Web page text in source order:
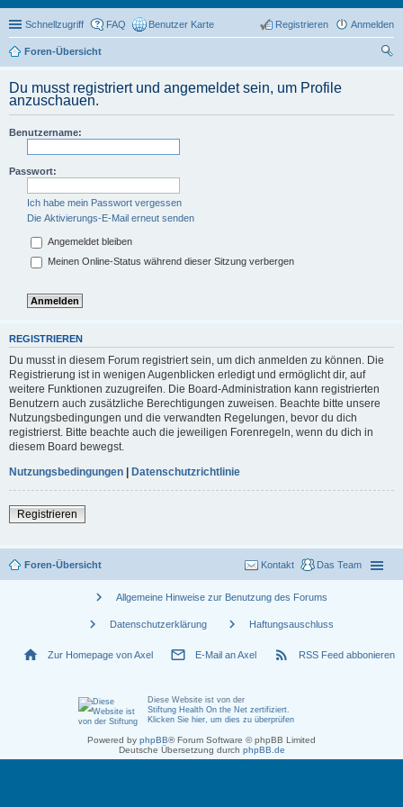
Schnellzugriff FAQ Benutzer Karte Anmelden
Registrieren
Foren-Übersicht
Du musst registriert und angemeldet sein, um Profile
anzuschauen.
Benutzername:
Passwort:
Ich habe mein Passwort vergessen
Die Aktivierungs-E-Mail erneut senden
Angemeldet bleiben
Meinen Online-Status während dieser Sitzung verbergen
REGISTRIEREN
Du musst in diesem Forum registriert sein, um dich anmelden zu können. Die
Registrierung ist in wenigen Augenblicken erledigt und ermöglicht dir, auf
weitere Funktionen zuzugreifen. Die Board-Administration kann registrierten
Benutzern auch zusätzliche Berechtigungen zuweisen. Beachte bitte unsere
Nutzungsbedingungen und die verwandten Regelungen, bevor du dich
registrierst. Bitte beachte auch die jeweiligen Forenregeln, wenn du dich in
diesem Board bewegst.
Nutzungsbedingungen | Datenschutzrichtlinie
Registrieren
Foren-Übersicht Das Team
Kontakt
chevron_right Allgemeine Hinweise zur Benutzung des Forums
chevron_right Datenschutzerklärung chevron_right Haftungsauschluss
home Zur Homepage von Axel mail_outline E-Mail an Axel rss_feed RSS Feed abbonieren
Diese Website ist von der
Stiftung Health On the Net zertifiziert
Klicken Sie hier, um dies zu überprüfen
Powered by phpBB® Forum Software © phpBB Limited
Deutsche Übersetzung durch phpBB.de